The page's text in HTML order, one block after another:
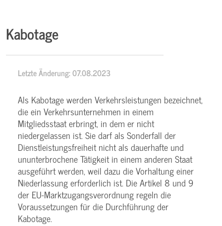
Kabotage
Letzte Änderung: 07.08.2023
Als Kabotage werden Verkehrsleistungen bezeichnet,
die ein Verkehrsunternehmen in einem
Mitgliedsstaat erbringt, in dem er nicht
niedergelassen ist. Sie darf als Sonderfall der
Dienstleistungsfreiheit nicht als dauerhafte und
ununterbrochene Tätigkeit in einem anderen Staat
ausgeführt werden, weil dazu die Vorhaltung einer
Niederlassung erforderlich ist. Die Artikel 8 und 9
der EU-Marktzugangsverordnung regeln die
Voraussetzungen für die Durchführung der
Kabotage.